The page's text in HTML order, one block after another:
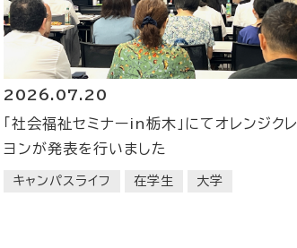
2026.07.20
「社会福祉セミナーin栃木」にてオレンジクレ
ヨンが発表を行いました
キャンパスライフ 在学生 大学